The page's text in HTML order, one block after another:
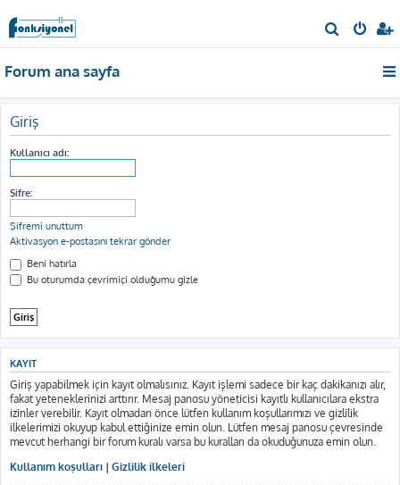
r
Forum ana sayfa
Giriş
Kullanıcı adı:
Şifre:
Şifremi unuttum
Aktivasyon e-postasını tekrar gönder
Beni hatırla
Bu oturumda çevrimiçi olduğumu gizle
KAYIT
Giriş yapabilmek için kayıt olmalısınız. Kayıt işlemi sadece bir kaç dakikanızı alır,
fakat yeteneklerinizi arttırır. Mesaj panosu yöneticisi kayıtlı kullanıcılara ekstra
izinler verebilir. Kayıt olmadan önce lütfen kullanım koşullarımızı ve gizlilik
ilkelerimizi okuyup kabul ettiğinize emin olun. Lütfen mesaj panosu çevresinde
mevcut herhangi bir forum kuralı varsa bu kuralları da okuduğunuza emin olun.
Kullanım koşulları | Gizlilik ilkeleri